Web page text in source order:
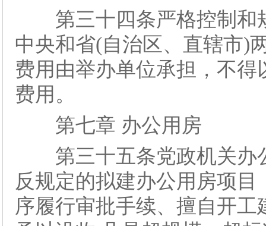
第三十四条严格控制和
中央和省(自治区、直辖市)
费用由举办单位承担，不
费用。
第七章 办公用房
第三十五条党政机关办
反规定的拟建办公用房项
序履行审批手续、擅自开